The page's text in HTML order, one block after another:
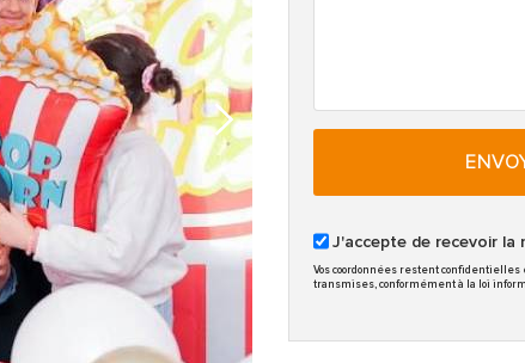
J'accepte de recevoir
Vos coordonnées restent confidentielles
transmises, conformément à la loi